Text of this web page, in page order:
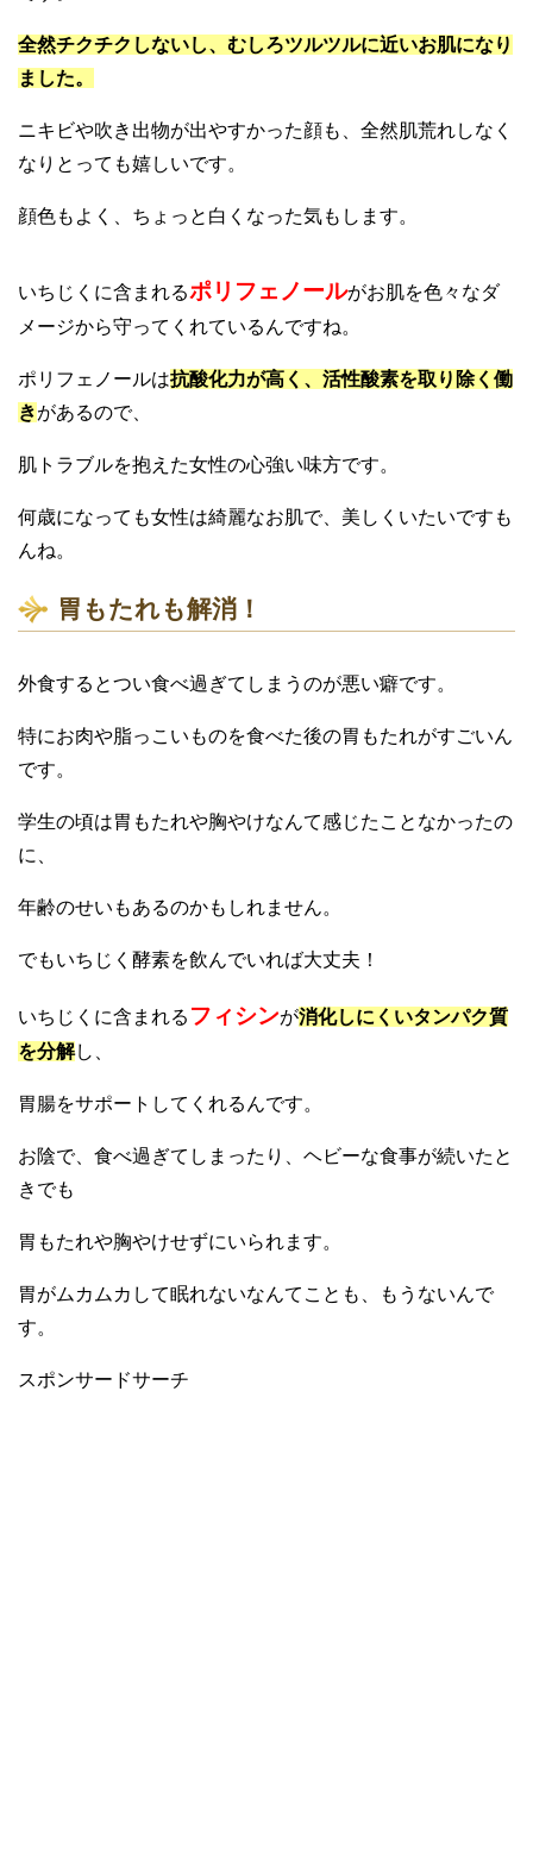
全然チクチクしないし、むしろツルツルに近いお肌になり
ました。
ニキビや吹き出物が出やすかった顔も、全然肌荒れしなく
なりとっても嬉しいです。
顔色もよく、ちょっと白くなった気もします。
いちじくに含まれるポリフェノールがお肌を色々なダ
メージから守ってくれているんですね。
ポリフェノールは抗酸化力が高く、活性酸素を取り除く働
きがあるので、
肌トラブルを抱えた女性の心強い味方です。
何歳になっても女性は綺麗なお肌で、美しくいたいですも
んね。
胃もたれも解消！
外食するとつい食べ過ぎてしまうのが悪い癖です。
特にお肉や脂っこいものを食べた後の胃もたれがすごいん
です。
学生の頃は胃もたれや胸やけなんて感じたことなかったの
に、
年齢のせいもあるのかもしれません。
でもいちじく酵素を飲んでいれば大丈夫！
いちじくに含まれる フィシンが消化しにくいタンパク質
を分解し、
胃腸をサポートしてくれるんです。
お陰で、食べ過ぎてしまったり、ヘビーな食事が続いたと
きでも
胃もたれや胸やけせずにいられます。
胃がムカムカして眠れないなんてことも、もうないんで
す。
スポンサードサーチ